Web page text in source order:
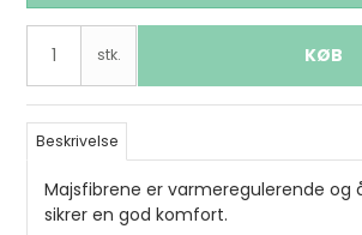
stk. KØB
Beskrivelse
Majsfibrene er varmeregulerende og
sikrer en god komfort.